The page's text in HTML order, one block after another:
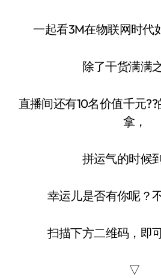
一起看3M在物联网时代
除了干货满满
直播间还有10名价值千元
拿，
拼运气的时候
幸运儿是否有你呢？
扫描下方二维码，即
▽